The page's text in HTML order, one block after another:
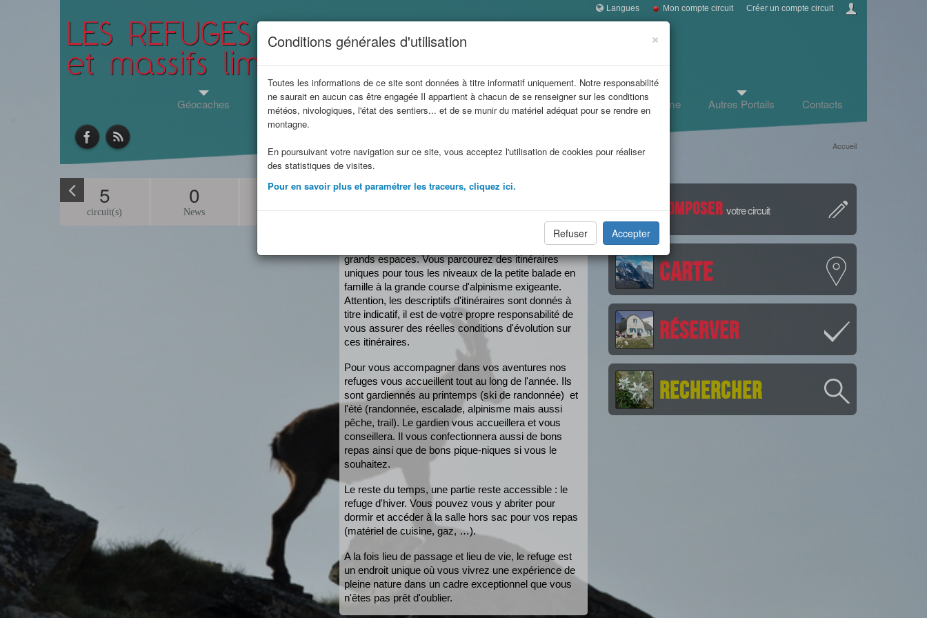
×
Conditions générales d'utilisation
Toutes les informations de ce site sont données à titre informatif uniquement. Notre responsabilité
ne saurait en aucun cas être engagée Il appartient à chacun de se renseigner sur les conditions
météos, nivologiques, l'état des sentiers... et de se munir du matériel adéquat pour se rendre en
montagne.
En poursuivant votre navigation sur ce site, vous acceptez l'utilisation de cookies pour réaliser
des statistiques de visites.
Pour en savoir plus et paramétrer les traceurs, cliquez ici.
Refuser Accepter
Langues Mon compte circuit Créer un compte circuit
LES REFUGES DE SAVOIE
et massifs limitrophes
Géocaches Jeunes en refuge Refuges en famille Refuges Itinérances Infos tourisme Autres Portails Contacts
Accueil
5
circuit(s)
0
News
22
Refuge(s)
Les refuges de Savoie,
Autant de portes ouvertes sur la montagne
paradis pour tous les amoureux de randonnée et de
grands espaces. Vous parcourez des itinéraires
uniques pour tous les niveaux de la petite balade en
famille à la grande course d'alpinisme exigeante.
Attention, les descriptifs d'itinéraires sont donnés à
titre indicatif, il est de votre propre responsabilité de
vous assurer des réelles conditions d'évolution sur
ces itinéraires.
Pour vous accompagner dans vos aventures nos
refuges vous accueillent tout au long de l'année. Ils
sont gardiennés au printemps (ski de randonnée)  et
l'été (randonnée, escalade, alpinisme mais aussi
pêche, trail). Le gardien vous accueillera et vous
conseillera. Il vous confectionnera aussi de bons
repas ainsi que de bons pique-niques si vous le
souhaitez.
Le reste du temps, une partie reste accessible : le
refuge d'hiver. Vous pouvez vous y abriter pour
dormir et accéder à la salle hors sac pour vos repas
(matériel de cuisine, gaz, …).
A la fois lieu de passage et lieu de vie, le refuge est
un endroit unique où vous vivrez une expérience de
pleine nature dans un cadre exceptionnel que vous
n'êtes pas prêt d'oublier.
Composer votre circuit
Carte
Réserver
Rechercher